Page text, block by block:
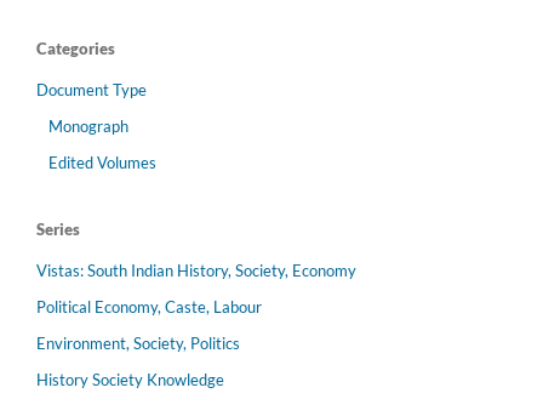
Categories
Document Type
Monograph
Edited Volumes
Series
Vistas: South Indian History, Society, Economy
Political Economy, Caste, Labour
Environment, Society, Politics
History Society Knowledge